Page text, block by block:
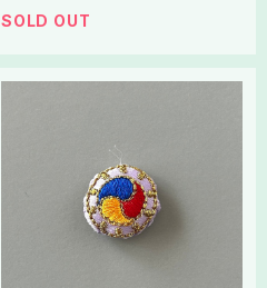
SOLD OUT